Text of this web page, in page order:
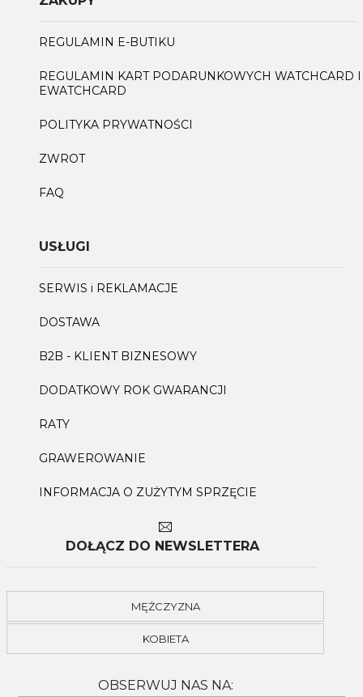
REGULAMIN E-BUTIKU
REGULAMIN KART PODARUNKOWYCH WATCHCARD I
EWATCHCARD
POLITYKA PRYWATNOŚCI
ZWROT
FAQ
USŁUGI
SERWIS i REKLAMACJE
DOSTAWA
B2B - KLIENT BIZNESOWY
DODATKOWY ROK GWARANCJI
RATY
GRAWEROWANIE
INFORMACJA O ZUŻYTYM SPRZĘCIE
DOŁĄCZ DO NEWSLETTERA
MĘŻCZYZNA
KOBIETA
OBSERWUJ NAS NA: